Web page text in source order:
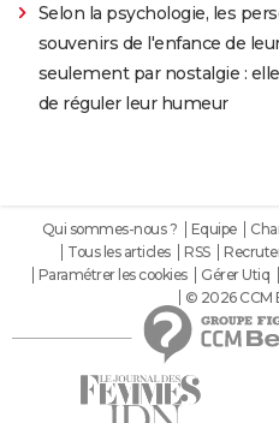
Selon la psychologie, les
souvenirs de l'enfance de
seulement par nostalgie :
de réguler leur humeur
Qui sommes-nous ? Equipe
Tous les articles
RSS
Paramétrer les cookies
Gérer Utiq
© 2026 CCM